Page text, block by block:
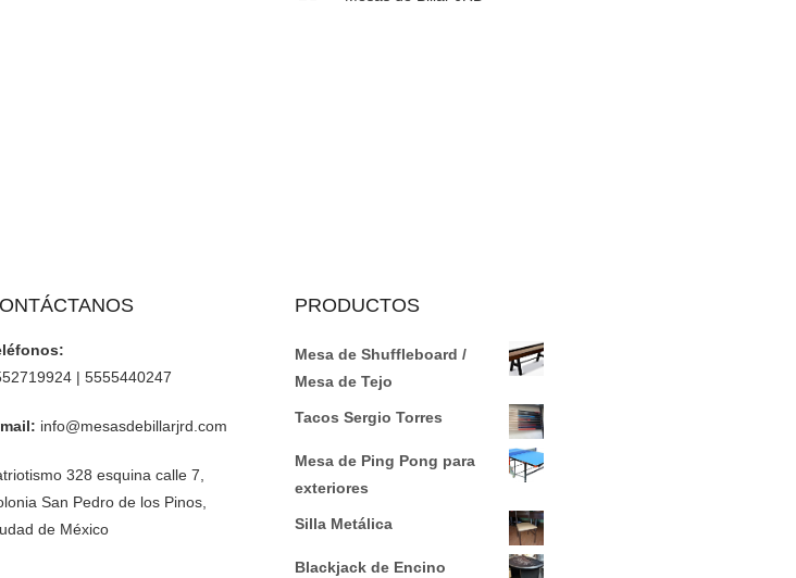
| 5555440247
info@mesasdebillarjrd.com
328 esquina calle 7,
San Pedro de los Pinos,
de México
PRODUCTOS
Mesa de Shuffleboard /
Mesa de Tejo
Tacos Sergio Torres
Mesa de Ping Pong para
exteriores
Silla Metálica
Blackjack de Encino